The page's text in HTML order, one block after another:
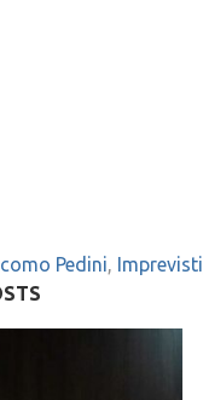
Pedini, Imprevisti